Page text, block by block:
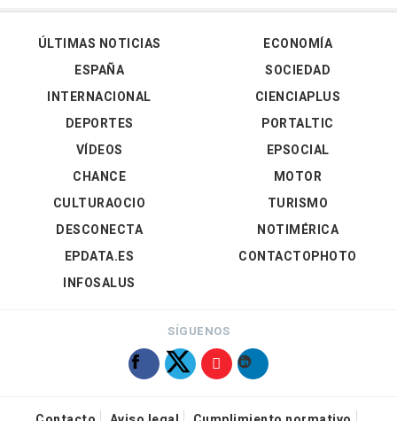
ÚLTIMAS NOTICIAS
ESPAÑA
INTERNACIONAL
DEPORTES
VÍDEOS
ECONOMÍA
SOCIEDAD
CIENCIAPLUS
PORTALTIC
EPSOCIAL
CHANCE
CULTURAOCIO
DESCONECTA
EPDATA.ES
INFOSALUS
MOTOR
TURISMO
NOTIMÉRICA
CONTACTOPHOTO
SÍGUENOS